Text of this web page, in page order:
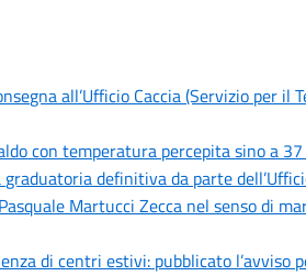
all’Ufficio Caccia (Servizio per il
con temperatura percepita sino a
definitiva da parte
Martucci Zecca nel senso di
di centri estivi: pubblicato l’avviso